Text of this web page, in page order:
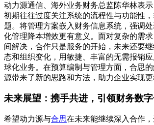
动力源通信、海外业务财务总监陈华林表
初期往往过度关注系统的流程性与功能性
题。将管理方案嵌入财务信息系统，强调
化管理降本增效更有意义。面对复杂的需
间解决，合作只是服务的开始，未来还要
态和组织变化，用敏捷、丰富的无需报销
球化业务。在预算编制与管理方面，合思
源带来了新的思路和方法，助力企业实现更
未来展望：携手共进，引领财务数
希望动力源与合思在未来能继续深入合作